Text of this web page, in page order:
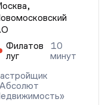
Филатов
луг
10
минут